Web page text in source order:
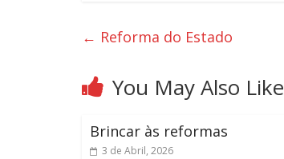
← Reforma do Estado
You May Also Like
Brincar às reformas
3 de Abril, 2026